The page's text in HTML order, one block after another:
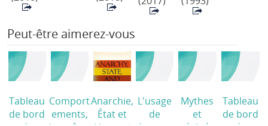
de
n/
addictolo
gie
(2025)
de la
publique
:
compren
dre les
addiction
s/
illicites
chez les
travailleu
ses du
sexe à
l'échelle
Peut-être aimerez-vous
Tableau
de bord
Comport
ements,
Anarchie,
État et
L'usage
de
Mythes
et
Tableau
de bord